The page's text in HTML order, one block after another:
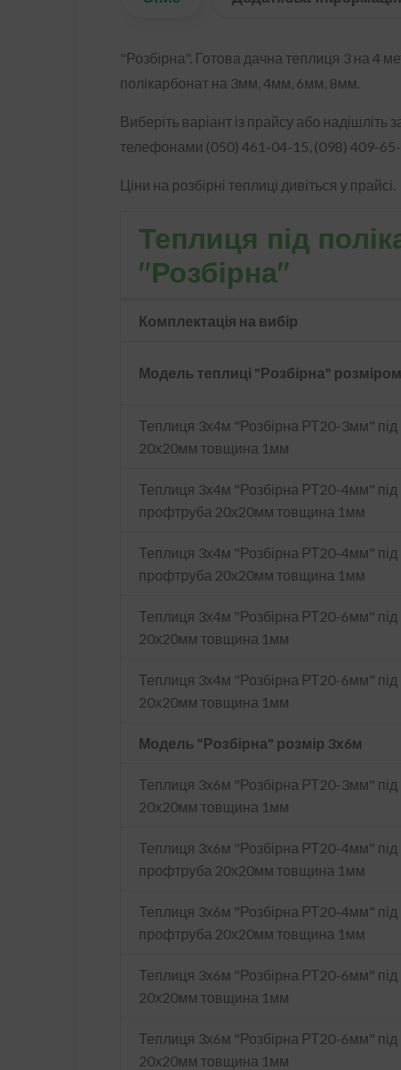
"Розбірна". Готова дачна теплиця 3 на 4
полікарбонат на 3мм, 4мм, 6мм, 8мм.
Виберіть варіант із прайсу або
телефонами (050) 461-04-15, (098) 409-
Ціни на розбірні теплиці дивіться у прайсі.
Теплиця під
"Розбірна"
Комплектація на вибір
Модель теплиці "Розбірна"
Теплиця 3х4м "Розбірна РТ20-3мм"
20х20мм товщина 1мм
Теплиця 3х4м "Розбірна РТ20-4мм" під
профтруба 20х20мм товщина 1мм
Теплиця 3х4м "Розбірна РТ20-4мм" під
профтруба 20х20мм товщина 1мм
Теплиця 3х4м "Розбірна РТ20-6мм"
20х20мм товщина 1мм
Теплиця 3х4м "Розбірна РТ20-6мм"
20х20мм товщина 1мм
Модель "Розбірна" розмір 3х6м
Теплиця 3х6м "Розбірна РТ20-3мм" під
20х20мм товщина 1мм
Теплиця 3х6м "Розбірна РТ20-4мм" під
профтруба 20х20мм товщина 1мм
Теплиця 3х6м "Розбірна РТ20-4мм" під
профтруба 20х20мм товщина 1мм
Теплиця 3х6м "Розбірна РТ20-6мм"
20х20мм товщина 1мм
Теплиця 3х6м "Розбірна РТ20-6мм"
20х20мм товщина 1мм